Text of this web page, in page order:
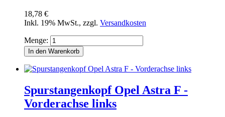
18,78 €
Inkl. 19% MwSt., zzgl. Versandkosten
Menge:
In den Warenkorb
Spurstangenkopf Opel Astra F -
Vorderachse links